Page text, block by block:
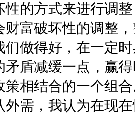
性的方式来进行调
财富破坏性的调整
们做得好，在一定
矛盾减缓一点，赢
策相结合的一个组
外需，我认为在现